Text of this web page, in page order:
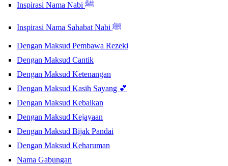
Inspirasi Nama Nabi ﷺ
Inspirasi Nama Sahabat Nabi ﷺ
Dengan Maksud Pembawa Rezeki
Dengan Maksud Cantik
Dengan Maksud Ketenangan
Dengan Maksud Kasih Sayang 💕
Dengan Maksud Kebaikan
Dengan Maksud Kejayaan
Dengan Maksud Bijak Pandai
Dengan Maksud Keharuman
Nama Gabungan